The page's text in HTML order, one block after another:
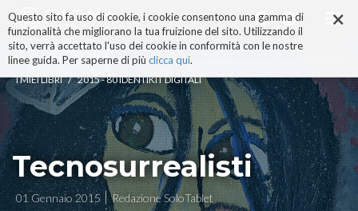
×
Questo sito fa uso di cookie, i cookie consentono una gamma di
funzionalità che migliorano la tua fruizione del sito. Utilizzando il
sito, verrà accettato l'uso dei cookie in conformità con le nostre
linee guida. Per saperne di più clicca qui.
ai
contenuti.
|
alla
navigazione
I MIEI LIBRI / 2015 - 80 IDENTIKIT DIGITALI
Tecnosurrealisti
01 Gennaio 2015 Redazione SoloTablet